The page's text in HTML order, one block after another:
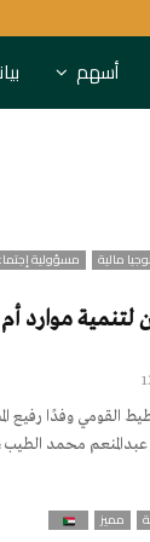
أسهم
مالية مسؤولية
لتنمية موارد
القومي وفدًا رفيع
محمد الطيب،
مميز